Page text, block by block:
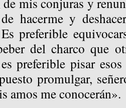
hacerme y
preferible
del charco que
preferible pisar
promulgar,
amos me conocerán».